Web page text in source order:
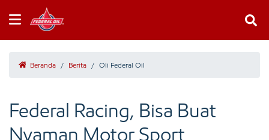
Beranda / Berita / Oli Federal Oil
Federal Racing, Bisa Buat
Nyaman Motor Sport